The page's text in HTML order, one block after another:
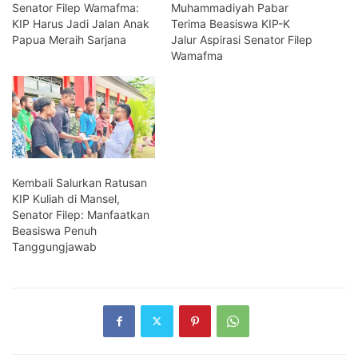
Senator Filep Wamafma:
KIP Harus Jadi Jalan Anak
Papua Meraih Sarjana
Muhammadiyah Pabar
Terima Beasiswa KIP-K
Jalur Aspirasi Senator Filep
Wamafma
Kembali Salurkan Ratusan
KIP Kuliah di Mansel,
Senator Filep: Manfaatkan
Beasiswa Penuh
Tanggungjawab